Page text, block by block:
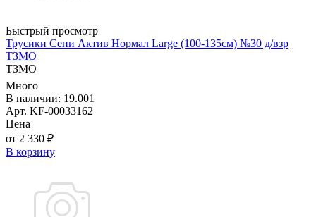
Быстрый просмотр
Трусики Сени Актив Нормал Large (100-135см) №30 д/взр
ТЗМО
ТЗМО
Много
В наличии: 19.001
Арт. KF-00033162
Цена
от 2 330 ₽
В корзину